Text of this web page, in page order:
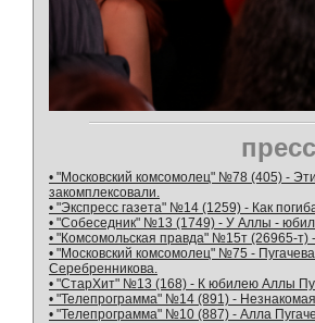
• "Московский комсомолец" №78 (405) -
закомплексовали.
• "Экспресс газета" №14 (1259) - Как
• "Собеседник" №13 (1749) - У Аллы -
• "Комсомольская правда" №15т (26965-
• "Московский комсомолец" №75 -
Серебренникова.
• "СтарХит" №13 (168) - К юбилею Аллы
• "Телепрограмма" №14 (891) -
• "Телепрограмма" №10 (887) - Алла